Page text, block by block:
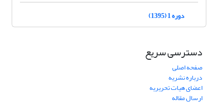
دوره 1 (1395)
دسترسی سریع
صفحه اصلی
درباره نشریه
اعضای هیات تحریریه
ارسال مقاله